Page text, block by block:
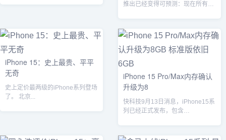
推出已经变得可预测：现在所有产
iPhone 15：史上最贵、平平
无奇
史上定价最两级的iPhone系列登场
了。 北京...
iPhone 15 Pro/Max内存确认
升级为8
快科技9月13日消息，iPhone15系
列已经正式发布，包含